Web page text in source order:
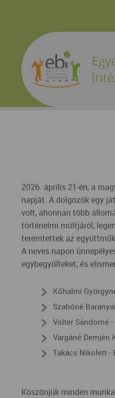
2026. április 21-én, a
napját. A dolgozók egy
volt, ahonnan több
történelmi múltjáról,
teremtettek az
A neves napon
egybegyűlteket, és
Kőhalmi
Szabóné
Volter Sándorné
Vargáné Demjén
Takács Nikolett -
Köszönjük minden